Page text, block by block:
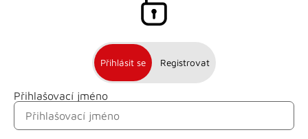
Přihlásit se Registrovat
Přihlašovací jméno
Jméno